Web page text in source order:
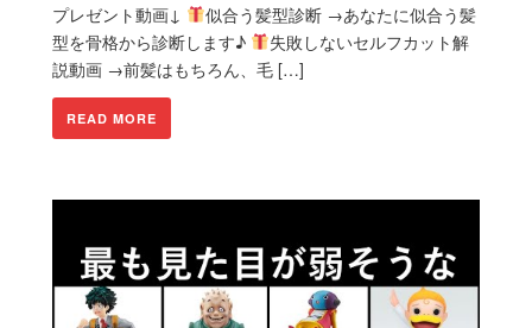
プレゼント動画↓
似合う髪型診断 →あなたに似合う髪
型を骨格から診断します♪
失敗しないセルフカット解
説動画 →前髪はもちろん、毛 […]
READ MORE